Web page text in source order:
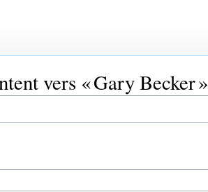
vers « Gary Becker »